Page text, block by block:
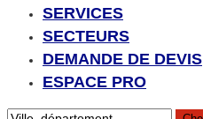
SERVICES
SECTEURS
DEMANDE DE DEVIS
ESPACE PRO